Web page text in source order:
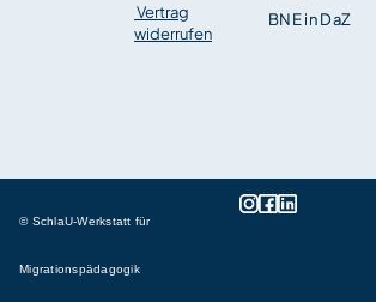
BNE in DaZ
Vertrag
widerrufen
© SchlaU-Werkstatt für
Migrationspädagogik